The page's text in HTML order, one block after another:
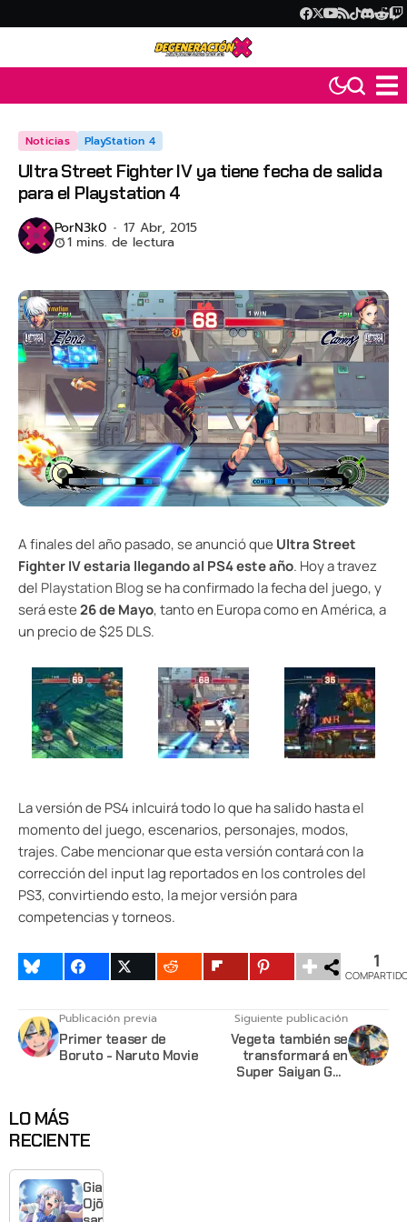
Noticias PlayStation 4
Ultra Street Fighter IV ya tiene fecha de salida
para el Playstation 4
PorN3k0 17 Abr, 2015
1 mins. de lectura
A finales del año pasado, se anunció que Ultra Street
Fighter IV estaria llegando al PS4 este año. Hoy a travez
del Playstation Blogse ha confirmado la fecha del juego, y
será este26 de Mayo, tanto en Europa como en América, a
un precio de $25 DLS.
La versión de PS4 inlcuirá todo lo que ha salido hasta el
momento del juego, escenarios, personajes, modos,
trajes. Cabe mencionar que esta versión contará con la
corrección del input lag reportados en los controles del
PS3, convirtiendo esto, la mejor versión para
competencias y torneos.
1
Publicación previa
Primer teaser de
Boruto - Naruto Movie
Siguiente publicación
Vegeta también se
transformará en
Super Saiyan God
LO MÁS
RECIENTE
Giant
Ojō-